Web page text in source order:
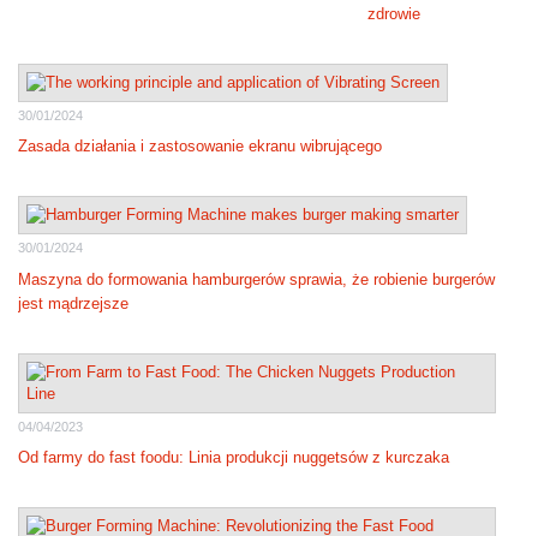
zdrowie
30/01/2024
Zasada działania i zastosowanie ekranu wibrującego
30/01/2024
Maszyna do formowania hamburgerów sprawia, że robienie burgerów
jest mądrzejsze
04/04/2023
Od farmy do fast foodu: Linia produkcji nuggetsów z kurczaka